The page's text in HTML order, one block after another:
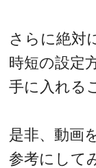
さらに絶対
時短の設定
手に入れる
是非、動画
参考にして